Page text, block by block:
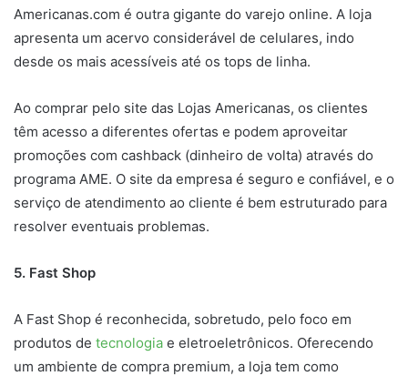
Americanas.com é outra gigante do varejo online. A loja
apresenta um acervo considerável de celulares, indo
desde os mais acessíveis até os tops de linha.
Ao comprar pelo site das Lojas Americanas, os clientes
têm acesso a diferentes ofertas e podem aproveitar
promoções com cashback (dinheiro de volta) através do
programa AME. O site da empresa é seguro e confiável, e o
serviço de atendimento ao cliente é bem estruturado para
resolver eventuais problemas.
5. Fast Shop
A Fast Shop é reconhecida, sobretudo, pelo foco em
produtos de tecnologia e eletroeletrônicos. Oferecendo
um ambiente de compra premium, a loja tem como